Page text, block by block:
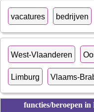
vacatures bedrijven
West-Vlaanderen
Limburg Vlaams-
functies/beroepen